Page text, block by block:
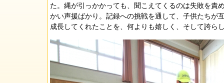
た。縄が引っかかっても、聞こえてくるのは失敗を責
かい声援ばかり。記録への挑戦を通して、子供たちが
成長してくれたことを、何よりも嬉しく、そして誇ら